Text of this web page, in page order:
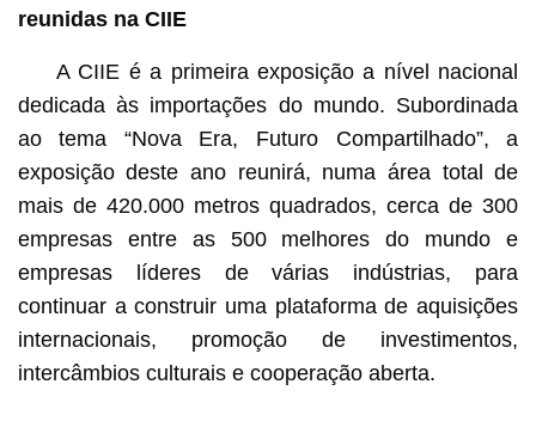
reunidas na CIIE
A CIIE é a primeira exposição a nível nacional
dedicada às importações do mundo. Subordinada
ao tema “Nova Era, Futuro Compartilhado”, a
exposição deste ano reunirá, numa área total de
mais de 420.000 metros quadrados, cerca de 300
empresas entre as 500 melhores do mundo e
empresas líderes de várias indústrias, para
continuar a construir uma plataforma de aquisições
internacionais, promoção de investimentos,
intercâmbios culturais e cooperação aberta.